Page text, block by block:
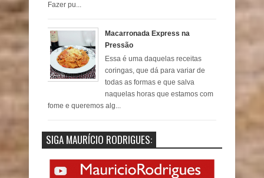
Fazer pu...
Macarronada Express na
Pressão
Essa é uma daquelas receitas
coringas, que dá para variar de
todas as formas e que salva
naquelas horas que estamos com
fome e queremos alg...
SIGA MAURÍCIO RODRIGUES: